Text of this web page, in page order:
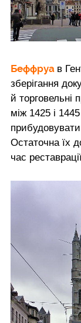
Беффруа в
зберігання
й торговельні
між 1425 і
Остаточна їх
час